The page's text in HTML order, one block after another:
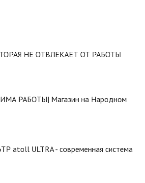
НЕ ОТВЛЕКАЕТ ОТ РАБОТЫ
РАБОТЫ| Магазин на Народном
ULTRA - современная система